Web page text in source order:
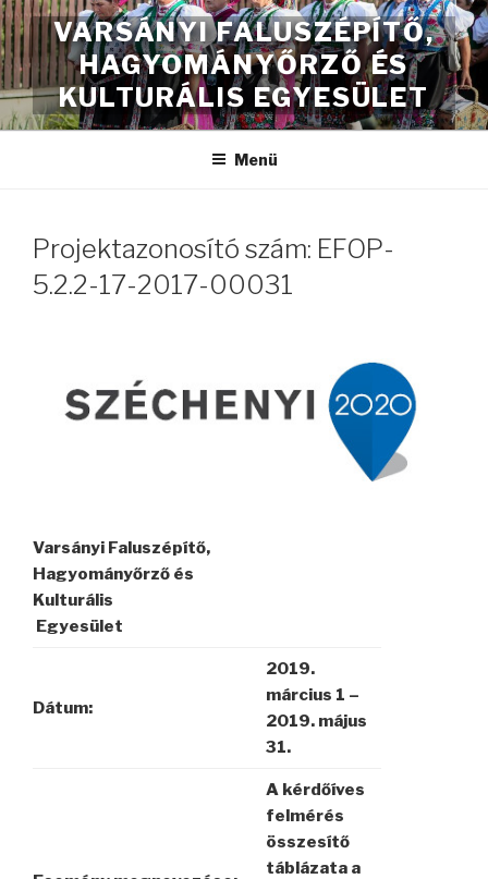
Tartalomhoz
VARSÁNYI FALUSZÉPÍTŐ,
HAGYOMÁNYŐRZŐ ÉS
KULTURÁLIS EGYESÜLET
Menü
Projektazonosító szám: EFOP-
5.2.2-17-2017-00031
Varsányi Faluszépítő,
Hagyományőrző és
Kulturális
Egyesület
Dátum:
2019.
március 1 –
2019. május
31.
A kérdőíves
felmérés
összesítő
táblázata a